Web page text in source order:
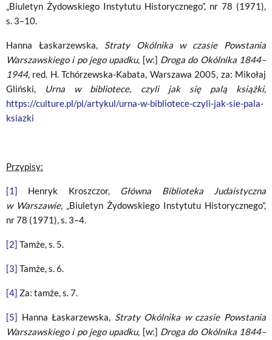
„Biuletyn Żydowskiego Instytutu Historycznego”, nr 78 (1971),
s. 3–10.
Hanna Łaskarzewska, Straty Okólnika w czasie Powstania
Warszawskiego i po jego upadku, [w:] Droga do Okólnika 1844–
1944, red. H. Tchórzewska-Kabata, Warszawa 2005, za: Mikołaj
Gliński,
Urna w bibliotece, czyli jak się palą książki,
https://culture.pl/pl/artykul/urna-w-bibliotece-czyli-jak-sie-pala-
ksiazki
Przypisy:
[1] Henryk Kroszczor, Główna Biblioteka Judaistyczna
w Warszawie, „Biuletyn Żydowskiego Instytutu Historycznego”,
nr 78 (1971), s. 3–4.
[2] Tamże, s. 5.
[3] Tamże, s. 6.
[4] Za: tamże, s. 7.
[5] Hanna Łaskarzewska, Straty Okólnika w czasie Powstania
Warszawskiego i po jego upadku, [w:] Droga do Okólnika 1844–